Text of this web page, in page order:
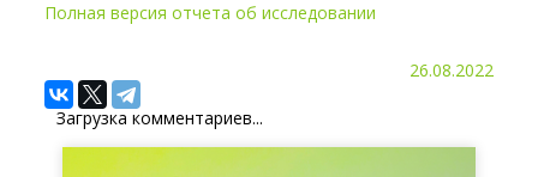
Полная версия отчета об исследовании
26.08.2022
Загрузка комментариев...